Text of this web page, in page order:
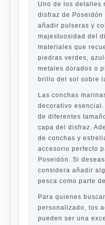
Uno de los detalles
disfraz de
añadir pulseras y
majestuosidad del
materiales que
piedras verdes,
metales dorados o
brillo del sol sobre
Las conchas
decorativo
de diferentes
capa del disfraz.
de conchas y
accesorio perfecto
Poseidón. Si
considera añadir
pesca como parte
Para quienes
personalizado, los
pueden ser una